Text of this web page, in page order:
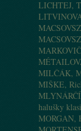
LICHTEJ,
MILČÁK,
MIŠKE,
halušky
MORGAN,